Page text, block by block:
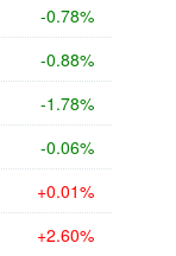
-0.78%
-0.88%
-1.78%
-0.06%
+0.01%
+2.60%